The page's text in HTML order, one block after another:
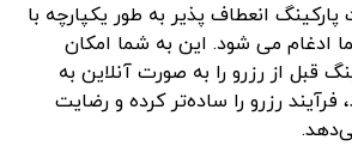
انعطاف پذیر به طور یکپارچه با
ادغام می شود. این به شما امکان
قبل از رزرو را به صورت آنلاین به
فرآیند رزرو را ساده‌تر کرده و رضایت